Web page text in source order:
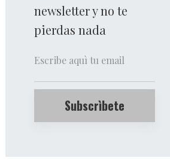
newsletter y no te
pierdas nada